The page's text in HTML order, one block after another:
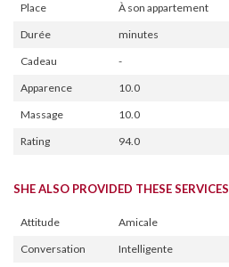
Place
À son appartement
Durée
minutes
Cadeau
-
Apparence
10.0
Massage
10.0
Rating
94.0
SHE ALSO PROVIDED THESE SERVICES
Attitude
Amicale
Conversation
Intelligente